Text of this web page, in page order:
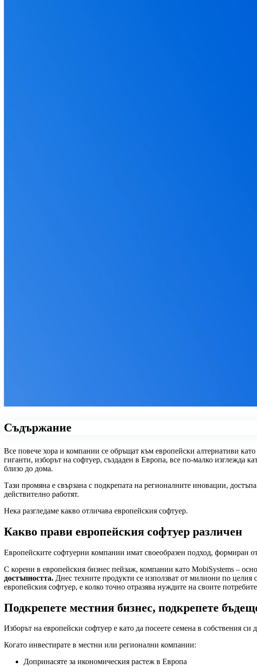
Съдържание
Все повече хора и компании се обръщат към европейски алтернативи
гиганти, изборът на софтуер, създаден в Европа, все по-малко изглежда
близо до дома.
Тази промяна е свързана с подкрепата на регионалните иновации,
действително работят.
Нека разгледаме какво отличава европейския софтуер.
Какво прави европейския софтуер различен
Европейските софтуерни компании имат своеобразен подход, формиран
С корени в европейския бизнес пейзаж, компании като MobiSystems –
достъпността. Днес техните продукти се използват от милиони по целия
европейския софтуер, е колко точно отразява нуждите на своите
Подкрепете местния бизнес, подкрепете
Изборът на европейски софтуер е като да посеете семена в собствения си
Когато инвестирате в местни или регионални компании:
Допринасяте за икономическия растеж в Европа